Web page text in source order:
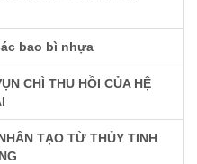
bao bì nhựa
CHÌ THU HỒI CỦA HỆ
TẠO TỪ THỦY TINH